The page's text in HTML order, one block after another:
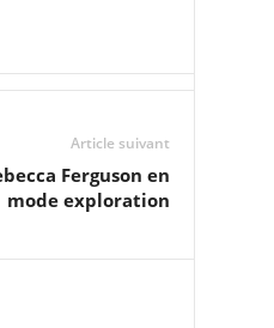
Article suivant
Ferguson en
mode exploration